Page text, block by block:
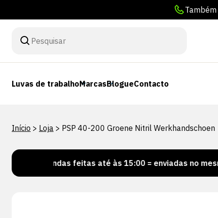
Luvas de trabalhoMarcasBlogueContacto
Início > Loja > PSP 40-200 Groene Nitril Werkhandschoen
feitas até às 15:00 = enviadas no mesmo dia